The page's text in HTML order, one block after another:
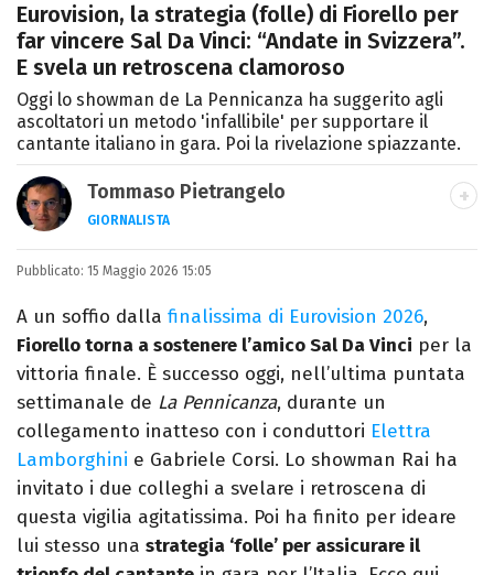
Eurovision, la strategia (folle) di Fiorello per
far vincere Sal Da Vinci: “Andate in Svizzera”.
E svela un retroscena clamoroso
Oggi lo showman de La Pennicanza ha suggerito agli
ascoltatori un metodo 'infallibile' per supportare il
cantante italiano in gara. Poi la rivelazione spiazzante.
Tommaso Pietrangelo
GIORNALISTA
Autore, giornalista, cantautore. Laureato in
Letterature Straniere, è appassionato di
cinema, poesia e Shakespeare. Scrive
canzoni e ama i gatti.
Pubblicato: 15 Maggio 2026 15:05
A un soffio dalla finalissima di Eurovision 2026,
Fiorello torna a sostenere l’amico Sal Da Vinci per la
vittoria finale. È successo oggi, nell’ultima puntata
settimanale de La Pennicanza, durante un
collegamento inatteso con i conduttori Elettra
Lamborghini e Gabriele Corsi. Lo showman Rai ha
invitato i due colleghi a svelare i retroscena di
questa vigilia agitatissima. Poi ha finito per ideare
lui stesso una strategia ‘folle’ per assicurare il